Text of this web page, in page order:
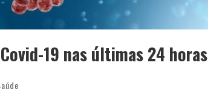
19 nas últimas 24 horas